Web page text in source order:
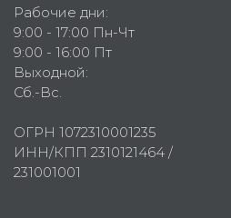
Рабочие дни:
9:00 - 17:00 Пн-Чт
9:00 - 16:00 Пт
Выходной:
Сб.-Вс.
ОГРН 1072310001235
ИНН/КПП 2310121464 /
231001001